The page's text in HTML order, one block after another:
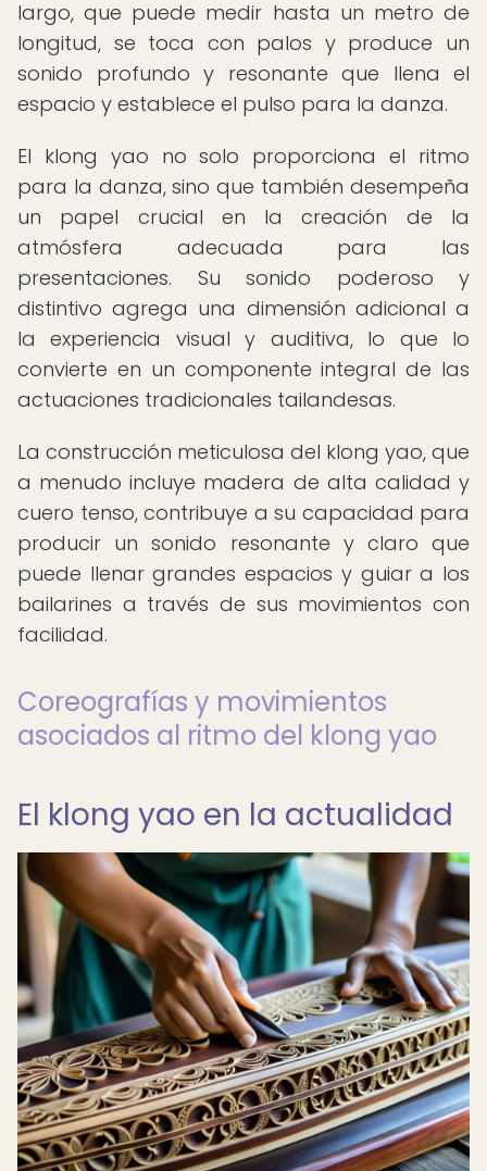
largo, que puede medir hasta un metro de
longitud, se toca con palos y produce un
sonido profundo y resonante que llena el
espacio y establece el pulso para la danza.
El klong yao no solo proporciona el ritmo
para la danza, sino que también desempeña
un papel crucial en la creación de la
atmósfera adecuada para las
presentaciones. Su sonido poderoso y
distintivo agrega una dimensión adicional a
la experiencia visual y auditiva, lo que lo
convierte en un componente integral de las
actuaciones tradicionales tailandesas.
La construcción meticulosa del klong yao, que
a menudo incluye madera de alta calidad y
cuero tenso, contribuye a su capacidad para
producir un sonido resonante y claro que
puede llenar grandes espacios y guiar a los
bailarines a través de sus movimientos con
facilidad.
Coreografías y movimientos
asociados al ritmo del klong yao
El klong yao en la actualidad